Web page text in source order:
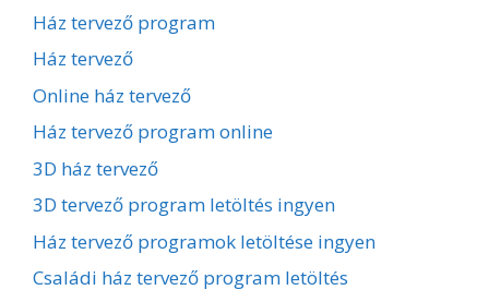
Ház tervező program
Ház tervező
Online ház tervező
Ház tervező program online
3D ház tervező
3D tervező program letöltés ingyen
Ház tervező programok letöltése ingyen
Családi ház tervező program letöltés